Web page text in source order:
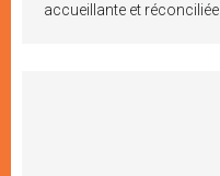
accueillante et réconciliée